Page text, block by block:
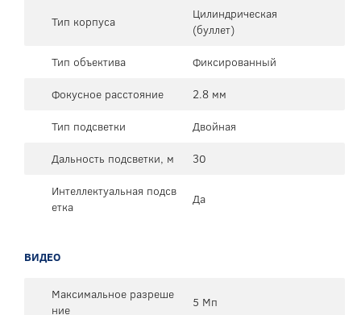
Тип корпуса
Цилиндрическая
(буллет)
Тип объектива
Фиксированный
Фокусное расстояние
2.8 мм
Тип подсветки
Двойная
Дальность подсветки, м
30
Интеллектуальная подсв
етка
Да
ВИДЕО
Максимальное разреше
ние
5 Мп